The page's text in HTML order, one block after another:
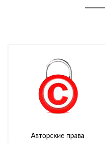
Авторские права